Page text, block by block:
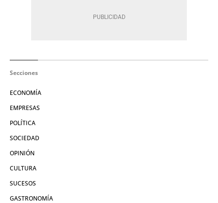
Secciones
ECONOMÍA
EMPRESAS
POLÍTICA
SOCIEDAD
OPINIÓN
CULTURA
SUCESOS
GASTRONOMÍA